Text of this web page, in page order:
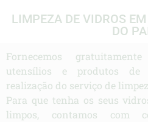
LIMPEZA DE VIDROS
DO
Fornecemos
utensílios e produtos de
realização do serviço de
Para que tenha os seus
limpos, contamos com